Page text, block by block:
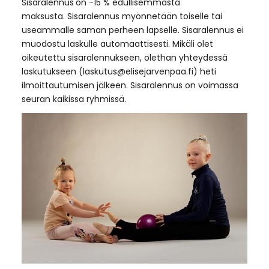
maksusta. Sisaralennus myönnetään toiselle tai
useammalle saman perheen lapselle. Sisaralennus ei
muodostu laskulle automaattisesti. Mikäli olet
oikeutettu sisaralennukseen, olethan yhteydessä
laskutukseen (laskutus@elisejarvenpaa.fi) heti
ilmoittautumisen jälkeen. Sisaralennus on voimassa
seuran kaikissa ryhmissä.